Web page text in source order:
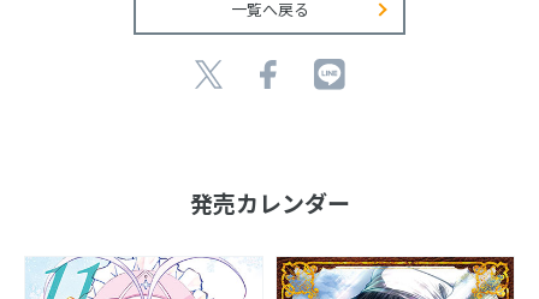
一覧へ戻る
発売カレンダー